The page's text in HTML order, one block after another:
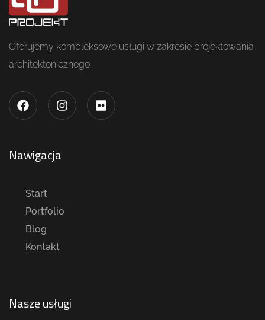
Oferujemy kompleksowe usługi w zakresie projektowania
architektonicznego.
Nawigacja
Start
Portfolio
Blog
Kontakt
Nasze usługi